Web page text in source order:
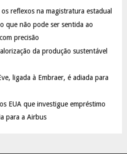
A
C
reflexos na magistratura estadual
que não pode ser sentida ao
precisão
da produção sustentável
ligada à Embraer, é adiada para
EUA que investigue empréstimo
para a Airbus